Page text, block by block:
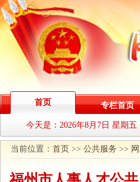
首页 专栏首页
今天是： 2026年8月7日 星期五
当前位置： 首页 >> 公共服务 >>